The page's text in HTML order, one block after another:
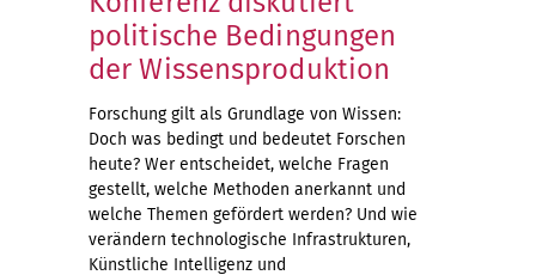
politische Bedingungen
der Wissensproduktion
Forschung gilt als Grundlage von Wissen:
Doch was bedingt und bedeutet Forschen
heute? Wer entscheidet, welche Fragen
gestellt, welche Methoden anerkannt und
welche Themen gefördert werden? Und wie
verändern technologische Infrastrukturen,
Künstliche Intelligenz und